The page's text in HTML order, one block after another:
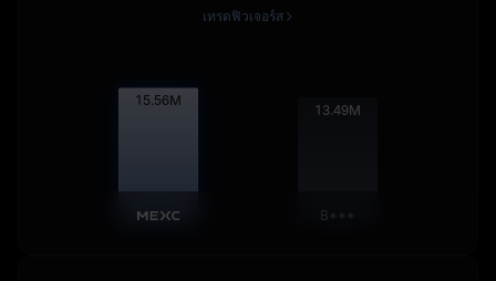
เทรดฟิวเจอร์ส
15.57M
13.50M
B***